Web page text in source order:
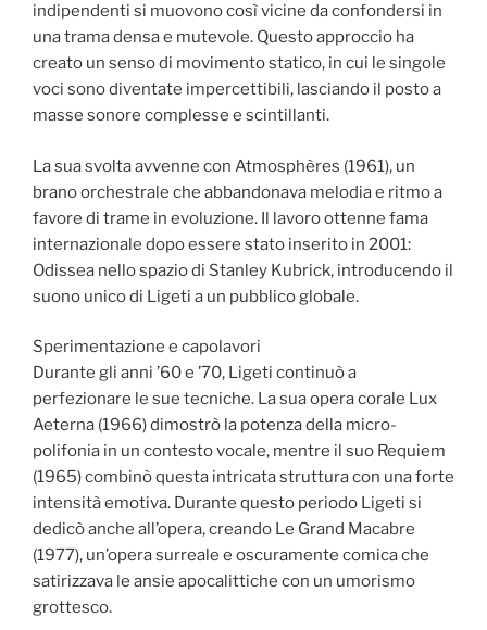
indipendenti si muovono così vicine da confondersi in
una trama densa e mutevole. Questo approccio ha
creato un senso di movimento statico, in cui le singole
voci sono diventate impercettibili, lasciando il posto a
masse sonore complesse e scintillanti.
La sua svolta avvenne con Atmosphères (1961), un
brano orchestrale che abbandonava melodia e ritmo a
favore di trame in evoluzione. Il lavoro ottenne fama
internazionale dopo essere stato inserito in 2001:
Odissea nello spazio di Stanley Kubrick, introducendo il
suono unico di Ligeti a un pubblico globale.
Sperimentazione e capolavori
Durante gli anni ’60 e ’70, Ligeti continuò a
perfezionare le sue tecniche. La sua opera corale Lux
Aeterna (1966) dimostrò la potenza della micro-
polifonia in un contesto vocale, mentre il suo Requiem
(1965) combinò questa intricata struttura con una forte
intensità emotiva. Durante questo periodo Ligeti si
dedicò anche all’opera, creando Le Grand Macabre
(1977), un’opera surreale e oscuramente comica che
satirizzava le ansie apocalittiche con un umorismo
grottesco.